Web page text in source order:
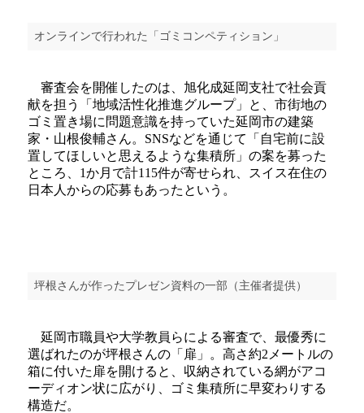
オンラインで行われた「ゴミコンペティション」
審査会を開催したのは、旭化成延岡支社で社会貢
献を担う「地域活性化推進グループ」と、市街地の
ゴミ置き場に問題意識を持っていた延岡市の建築
家・山根俊輔さん。SNSなどを通じて「自宅前に設
置してほしいと思えるような集積所」の案を募った
ところ、1か月で計115件が寄せられ、スイス在住の
日本人からの応募もあったという。
坪根さんが作ったプレゼン資料の一部（主催者提供）
延岡市職員や大学教員らによる審査で、最優秀に
選ばれたのが坪根さんの「扉」。高さ約2メートルの
箱に付いた扉を開けると、収納されている網がアコ
ーディオン状に広がり、ゴミ集積所に早変わりする
構造だ。